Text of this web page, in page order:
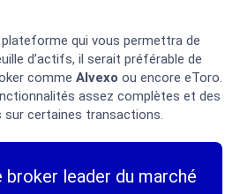
qui vous permettra de
d’actifs, il serait préférable de
comme Alvexo ou encore eToro.
assez complètes et des
certaines transactions.
broker leader du marché